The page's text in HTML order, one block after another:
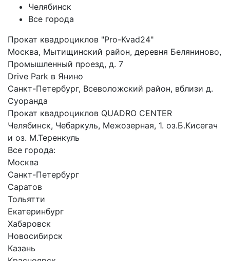
Челябинск
Все города
Прокат квадроциклов "Pro-Kvad24"
Москва, Мытищинский район, деревня Беляниново,
Промышленный проезд, д. 7
Drive Park в Янино
Санкт-Петербург, Всеволожский район, вблизи д.
Суоранда
Прокат квадроциклов QUADRO CENTER
Челябинск, Чебаркуль, Межозерная, 1. оз.Б.Кисегач
и оз. М.Теренкуль
Все города:
Москва
Санкт-Петербург
Саратов
Тольятти
Екатеринбург
Хабаровск
Новосибирск
Казань